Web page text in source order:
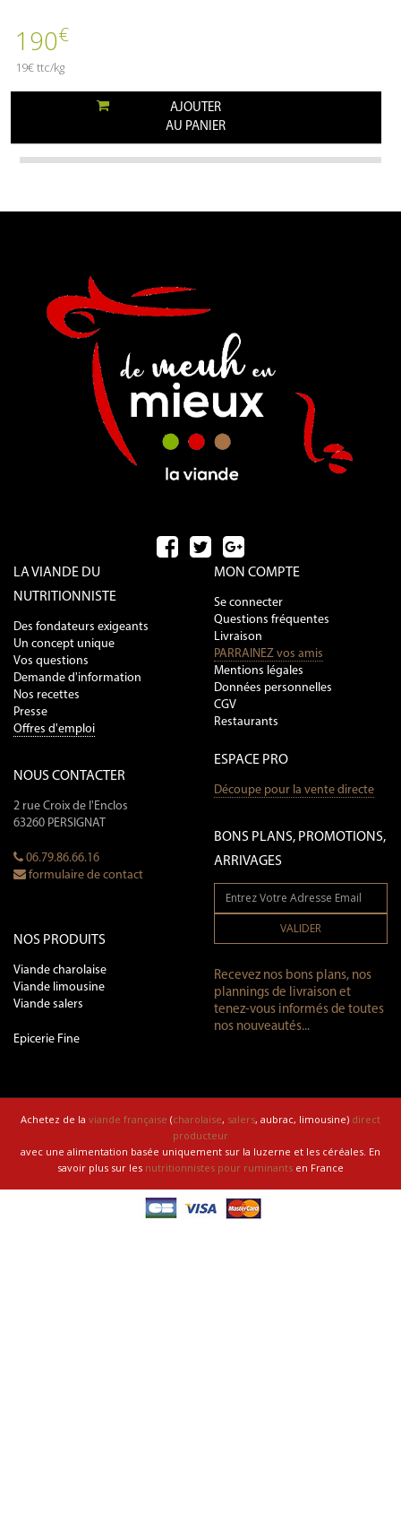
190€
19€ ttc/kg
AJOUTER
AU PANIER
LA VIANDE DU
NUTRITIONNISTE
Des fondateurs exigeants
Un concept unique
Vos questions
Demande d'information
Nos recettes
Presse
Offres d'emploi
NOUS CONTACTER
2 rue Croix de l'Enclos
63260 PERSIGNAT
06.79.86.66.16
formulaire de contact
NOS PRODUITS
Viande charolaise
Viande limousine
Viande salers
Epicerie Fine
MON COMPTE
Se connecter
Questions fréquentes
Livraison
PARRAINEZ vos amis
Mentions légales
Données personnelles
CGV
Restaurants
ESPACE PRO
Découpe pour la vente directe
BONS PLANS, PROMOTIONS,
ARRIVAGES
VALIDER
Recevez nos bons plans, nos
plannings de livraison et
tenez-vous informés de toutes
nos nouveautés...
Achetez de la viande française (charolaise, salers, aubrac, limousine) direct
producteur
avec une alimentation basée uniquement sur la luzerne et les céréales. En
savoir plus sur les nutritionnistes pour ruminants en France